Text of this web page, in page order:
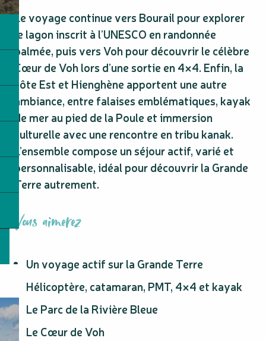
Le voyage continue vers Bourail pour explorer
le lagon inscrit à l’UNESCO en randonnée
palmée, puis vers Voh pour découvrir le célèbre
Cœur de Voh lors d’une sortie en 4×4. Enfin, la
côte Est et Hienghène apportent une autre
ambiance, entre falaises emblématiques, kayak
de mer au pied de la Poule et immersion
culturelle avec une rencontre en tribu kanak.
L’ensemble compose un séjour actif, varié et
personnalisable, idéal pour découvrir la Grande
Terre autrement.
Vous aimerez
Un voyage actif sur la Grande Terre
Hélicoptère, catamaran, PMT, 4×4 et kayak
Le Parc de la Rivière Bleue
Le Cœur de Voh